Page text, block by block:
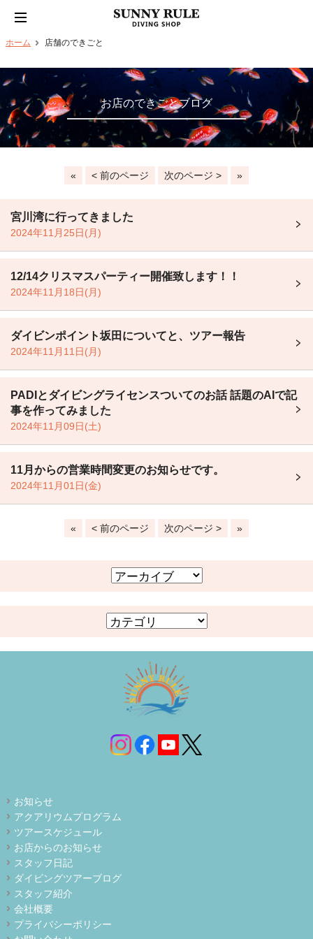
ホーム 店舗のできごと
お店のできごとブログ
« < 前のページ 次のページ > »
宮川湾に行ってきました
2024年11月25日(月)
12/14クリスマスパーティー開催致します！！
2024年11月18日(月)
ダイビンポイント坂田についてと、ツアー報告
2024年11月11日(月)
PADIとダイビングライセンスついてのお話 話題のAIで記
事を作ってみました
2024年11月09日(土)
11月からの営業時間変更のお知らせです。
2024年11月01日(金)
« < 前のページ 次のページ > »
お知らせ
アクアリウムプログラム
ツアースケジュール
お店からのお知らせ
スタッフ日記
ダイビングツアーブログ
スタッフ紹介
会社概要
プライバシーポリシー